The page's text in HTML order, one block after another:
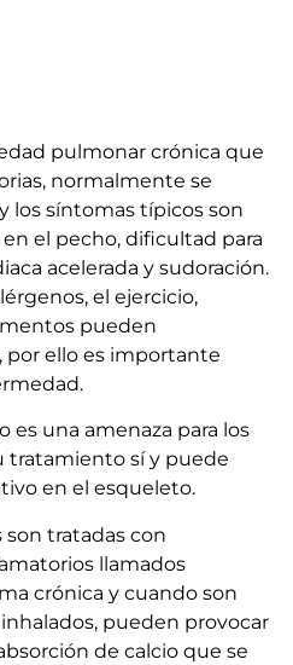
pulmonar crónica que
normalmente se
los síntomas típicos son
el pecho, dificultad para
acelerada y sudoración.
el ejercicio,
pueden
por ello es importante
es una amenaza para los
tratamiento sí y puede
en el esqueleto.
son tratadas con
llamados
crónica y cuando son
pueden provocar
de calcio que se